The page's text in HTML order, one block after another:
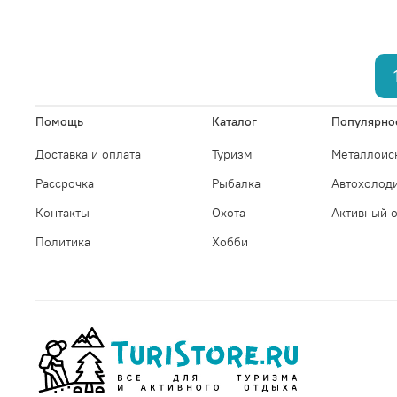
Помощь
Доставка и оплата
Рассрочка
Контакты
Политика
Каталог
Туризм
Рыбалка
Охота
Хобби
Активный